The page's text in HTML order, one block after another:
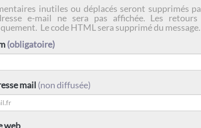
inutiles ou déplacés seront supprimés
e-mail ne sera pas affichée. Les
Le code HTML sera supprimé du message.
(obligatoire)
mail (non diffusée)
web